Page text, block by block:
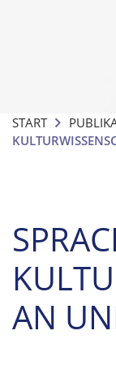
START
AN